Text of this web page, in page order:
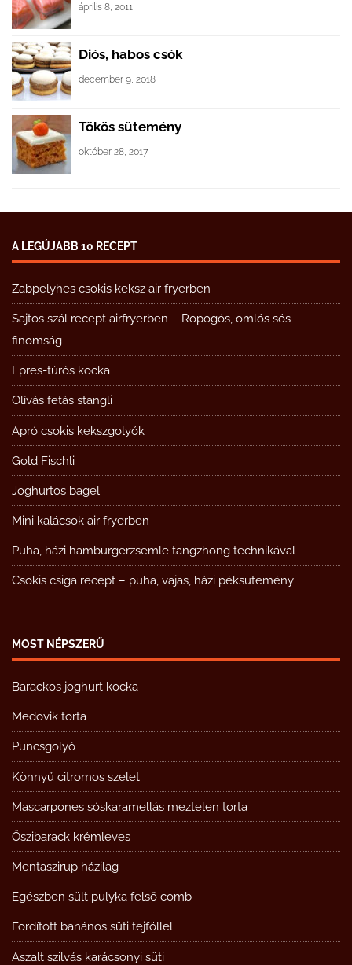
április 8, 2011
Diós, habos csók
december 9, 2018
Tökös sütemény
október 28, 2017
A LEGÚJABB 10 RECEPT
Zabpelyhes csokis keksz air fryerben
Sajtos szál recept airfryerben – Ropogós, omlós sós
finomság
Epres-túrós kocka
Olívás fetás stangli
Apró csokis kekszgolyók
Gold Fischli
Joghurtos bagel
Mini kalácsok air fryerben
Puha, házi hamburgerzsemle tangzhong technikával
Csokis csiga recept – puha, vajas, házi péksütemény
MOST NÉPSZERŰ
Barackos joghurt kocka
Medovik torta
Puncsgolyó
Könnyű citromos szelet
Mascarpones sóskaramellás meztelen torta
Őszibarack krémleves
Mentaszirup házilag
Egészben sült pulyka felső comb
Fordított banános süti tejföllel
Aszalt szilvás karácsonyi süti